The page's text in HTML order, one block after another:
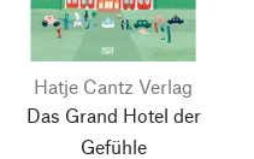
Hatje Cantz Verlag
Das Grand Hotel der
Gefühle